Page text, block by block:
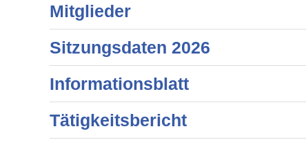
Mitglieder
Sitzungsdaten 2026
Informationsblatt
Tätigkeitsbericht